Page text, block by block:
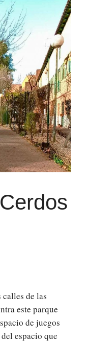
calles de las
este parque
de juegos
espacio que